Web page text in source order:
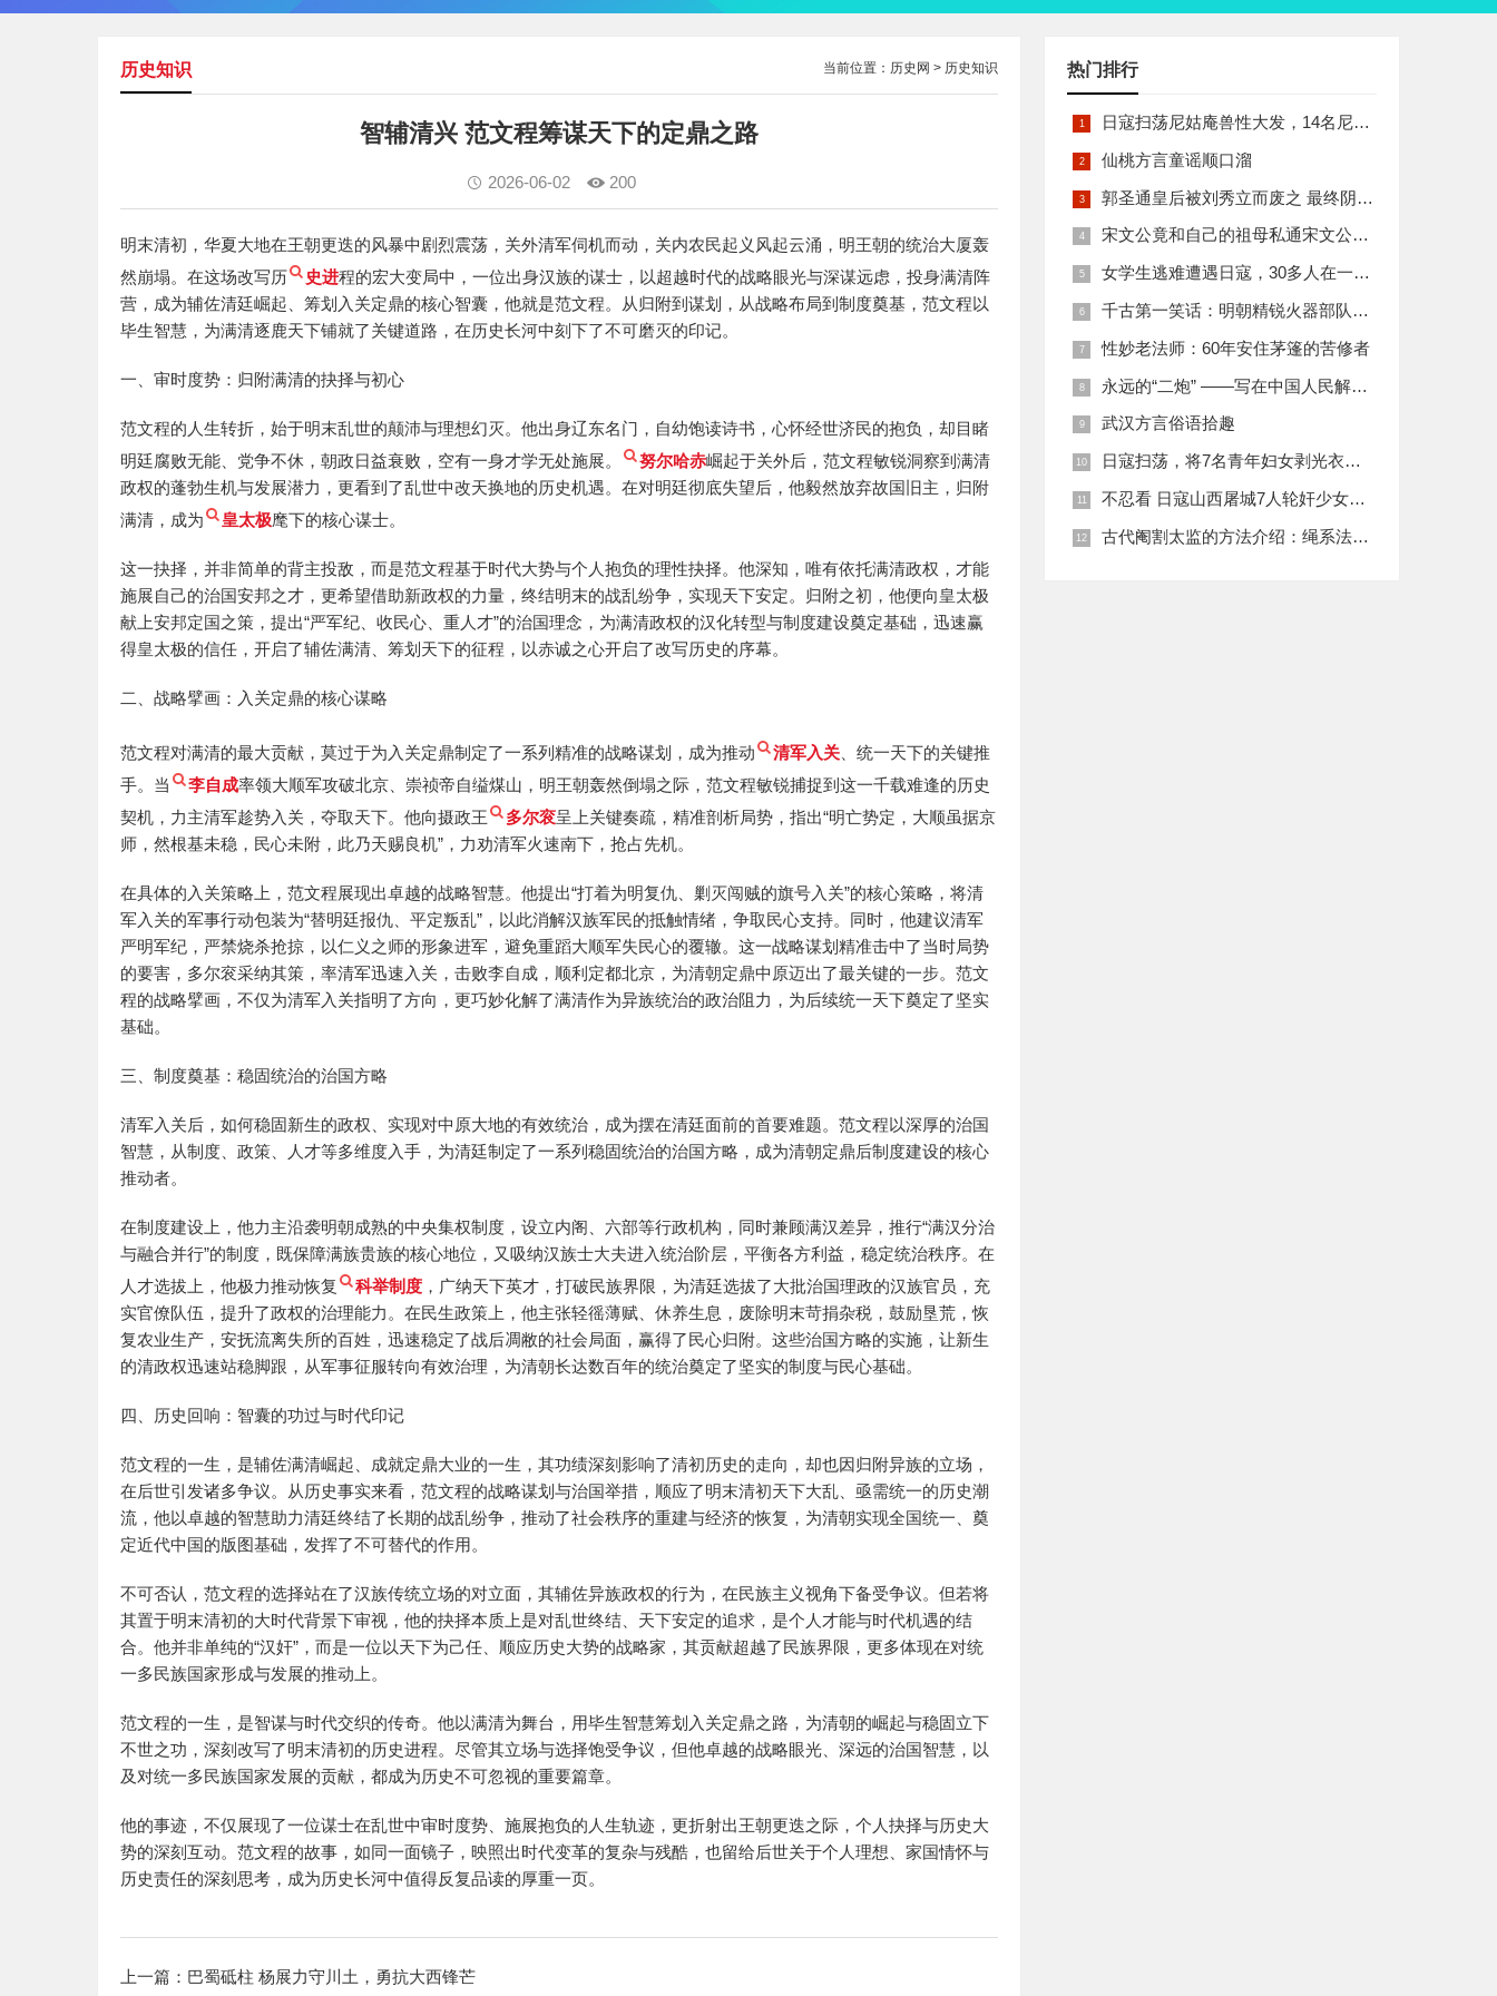
当前位置： 历史网 > 历史知识
历史知识
智辅清兴 范文程筹谋天下的定鼎之路
2026-06-02 200
明末清初，华夏大地在王朝更迭的风暴中剧烈震荡，关外清军伺机而动，关内农民起义风起云涌，明王朝的统治大厦轰
然崩塌。在这场改写历
史进程的宏大变局中，一位出身汉族的谋士，以超越时代的战略眼光与深谋远虑，投身满清阵
营，成为辅佐清廷崛起、筹划入关定鼎的核心智囊，他就是范文程。从归附到谋划，从战略布局到制度奠基，范文程以
毕生智慧，为满清逐鹿天下铺就了关键道路，在历史长河中刻下了不可磨灭的印记。
一、审时度势：归附满清的抉择与初心
范文程的人生转折，始于明末乱世的颠沛与理想幻灭。他出身辽东名门，自幼饱读诗书，心怀经世济民的抱负，却目睹
明廷腐败无能、党争不休，朝政日益衰败，空有一身才学无处施展。
努尔哈赤崛起于关外后，范文程敏锐洞察到满清
政权的蓬勃生机与发展潜力，更看到了乱世中改天换地的历史机遇。在对明廷彻底失望后，他毅然放弃故国旧主，归附
满清，成为
皇太极麾下的核心谋士。
这一抉择，并非简单的背主投敌，而是范文程基于时代大势与个人抱负的理性抉择。他深知，唯有依托满清政权，才能
施展自己的治国安邦之才，更希望借助新政权的力量，终结明末的战乱纷争，实现天下安定。归附之初，他便向皇太极
献上安邦定国之策，提出“严军纪、收民心、重人才”的治国理念，为满清政权的汉化转型与制度建设奠定基础，迅速赢
得皇太极的信任，开启了辅佐满清、筹划天下的征程，以赤诚之心开启了改写历史的序幕。
二、战略擘画：入关定鼎的核心谋略
范文程对满清的最大贡献，莫过于为入关定鼎制定了一系列精准的战略谋划，成为推动 清军入关 、统一天下的关键推
手。当
李自成率领大顺军攻破北京、崇祯帝自缢煤山，明王朝轰然倒塌之际，范文程敏锐捕捉到这一千载难逢的历史
契机，力主清军趁势入关，夺取天下。他向摄政王
多尔衮呈上关键奏疏，精准剖析局势，指出“明亡势定，大顺虽据京
师，然根基未稳，民心未附，此乃天赐良机”，力劝清军火速南下，抢占先机。
在具体的入关策略上，范文程展现出卓越的战略智慧。他提出“打着为明复仇、剿灭闯贼的旗号入关”的核心策略，将清
军入关的军事行动包装为“替明廷报仇、平定叛乱”，以此消解汉族军民的抵触情绪，争取民心支持。同时，他建议清军
严明军纪，严禁烧杀抢掠，以仁义之师的形象进军，避免重蹈大顺军失民心的覆辙。这一战略谋划精准击中了当时局势
的要害，多尔衮采纳其策，率清军迅速入关，击败李自成，顺利定都北京，为清朝定鼎中原迈出了最关键的一步。范文
程的战略擘画，不仅为清军入关指明了方向，更巧妙化解了满清作为异族统治的政治阻力，为后续统一天下奠定了坚实
基础。
三、制度奠基：稳固统治的治国方略
清军入关后，如何稳固新生的政权、实现对中原大地的有效统治，成为摆在清廷面前的首要难题。范文程以深厚的治国
智慧，从制度、政策、人才等多维度入手，为清廷制定了一系列稳固统治的治国方略，成为清朝定鼎后制度建设的核心
推动者。
在制度建设上，他力主沿袭明朝成熟的中央集权制度，设立内阁、六部等行政机构，同时兼顾满汉差异，推行“满汉分治
与融合并行”的制度，既保障满族贵族的核心地位，又吸纳汉族士大夫进入统治阶层，平衡各方利益，稳定统治秩序。在
人才选拔上，他极力推动恢复
科举制度 ，广纳天下英才，打破民族界限，为清廷选拔了大批治国理政的汉族官员，充
实官僚队伍，提升了政权的治理能力。在民生政策上，他主张轻徭薄赋、休养生息，废除明末苛捐杂税，鼓励垦荒，恢
复农业生产，安抚流离失所的百姓，迅速稳定了战后凋敝的社会局面，赢得了民心归附。这些治国方略的实施，让新生
的清政权迅速站稳脚跟，从军事征服转向有效治理，为清朝长达数百年的统治奠定了坚实的制度与民心基础。
四、历史回响：智囊的功过与时代印记
范文程的一生，是辅佐满清崛起、成就定鼎大业的一生，其功绩深刻影响了清初历史的走向，却也因归附异族的立场，
在后世引发诸多争议。从历史事实来看，范文程的战略谋划与治国举措，顺应了明末清初天下大乱、亟需统一的历史潮
流，他以卓越的智慧助力清廷终结了长期的战乱纷争，推动了社会秩序的重建与经济的恢复，为清朝实现全国统一、奠
定近代中国的版图基础，发挥了不可替代的作用。
不可否认，范文程的选择站在了汉族传统立场的对立面，其辅佐异族政权的行为，在民族主义视角下备受争议。但若将
其置于明末清初的大时代背景下审视，他的抉择本质上是对乱世终结、天下安定的追求，是个人才能与时代机遇的结
合。他并非单纯的“汉奸”，而是一位以天下为己任、顺应历史大势的战略家，其贡献超越了民族界限，更多体现在对统
一多民族国家形成与发展的推动上。
范文程的一生，是智谋与时代交织的传奇。他以满清为舞台，用毕生智慧筹划入关定鼎之路，为清朝的崛起与稳固立下
不世之功，深刻改写了明末清初的历史进程。尽管其立场与选择饱受争议，但他卓越的战略眼光、深远的治国智慧，以
及对统一多民族国家发展的贡献，都成为历史不可忽视的重要篇章。
他的事迹，不仅展现了一位谋士在乱世中审时度势、施展抱负的人生轨迹，更折射出王朝更迭之际，个人抉择与历史大
势的深刻互动。范文程的故事，如同一面镜子，映照出时代变革的复杂与残酷，也留给后世关于个人理想、家国情怀与
历史责任的深刻思考，成为历史长河中值得反复品读的厚重一页。
上一篇： 巴蜀砥柱 杨展力守川土，勇抗大西锋芒
热门排行
日寇扫荡尼姑庵兽性大发，14名尼姑遭玷污后集体自焚
仙桃方言童谣顺口溜
郭圣通皇后被刘秀立而废之 最终阴丽华当上了皇后 那么她的五个儿子有何结局
宋文公竟和自己的祖母私通宋文公是如何死的
女学生逃难遭遇日寇，30多人在一所小校里被集体奸淫
千古第一笑话：明朝精锐火器部队亡于一只'鸡'
性妙老法师：60年安住茅篷的苦修者
永远的“二炮” ——写在中国人民解放军火箭军组建之际
武汉方言俗语拾趣
日寇扫荡，将7名青年妇女剥光衣裤在庙前糟蹋
不忍看 日寇山西屠城7人轮奸少女后揪双腿活活分尸
古代阉割太监的方法介绍：绳系法与揉捏法